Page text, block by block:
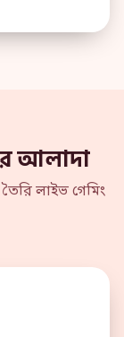
আলাদা
লাইভ গেমিং